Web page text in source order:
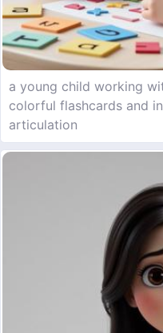
a young child working
colorful flashcards and
articulation